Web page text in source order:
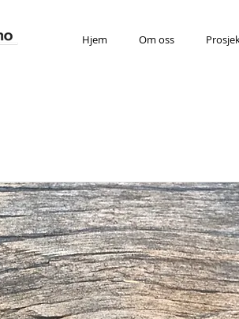
Hjem Om oss